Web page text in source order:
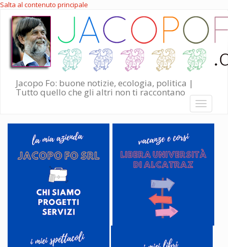
Salta al contenuto principale
Jacopo Fo: buone notizie, ecologia, politica |
Tutto quello che gli altri non ti raccontano
Toggle